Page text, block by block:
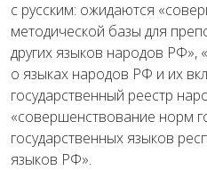
с русским: ожидаются
методической базы для
других языков народов РФ»,
о языках народов РФ и их
государственный реестр
«совершенствование норм
государственных языков
языков РФ».